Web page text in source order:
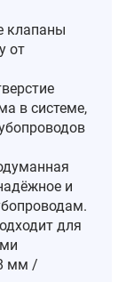
клапаны
от
в системе,
и
для
мм /